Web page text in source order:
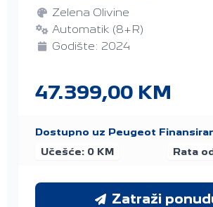
Zelena Olivine
Automatik (8+R)
Godište: 2024
47.399,00 KM
Dostupno uz Peugeot
Učešće: 0 KM
Rata
Zatraži